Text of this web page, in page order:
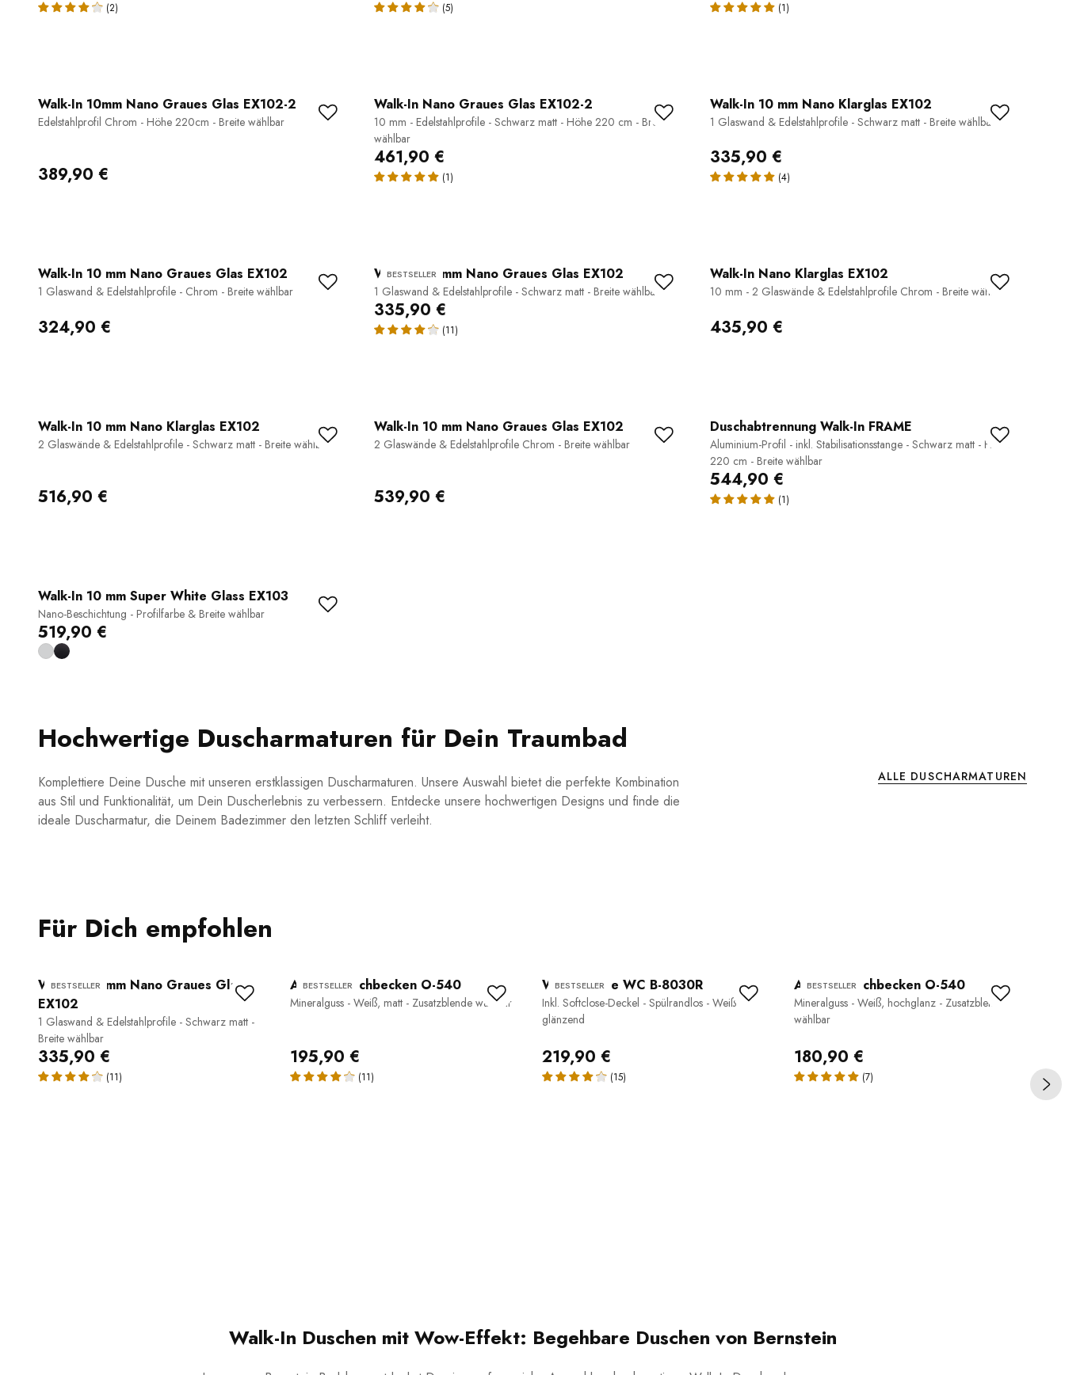
(2) (5) (1)
Walk-In 10mm Nano Graues Glas EX102-2
Edelstahlprofil Chrom - Höhe 220cm - Breite wählbar
389,90 €
Walk-In Nano Graues Glas EX102-2
10 mm - Edelstahlprofile - Schwarz matt - Höhe 220 cm - Breite
wählbar
461,90 €
(1)
Walk-In 10 mm Nano Klarglas EX102
1 Glaswand & Edelstahlprofile - Schwarz matt - Breite wählbar
335,90 €
(4)
Walk-In 10 mm Nano Graues Glas EX102
1 Glaswand & Edelstahlprofile - Chrom - Breite wählbar
324,90 €
BESTSELLER
Walk-In 10 mm Nano Graues Glas EX102
1 Glaswand & Edelstahlprofile - Schwarz matt - Breite wählbar
335,90 €
(11)
Walk-In Nano Klarglas EX102
10 mm - 2 Glaswände & Edelstahlprofile Chrom - Breite wählbar
435,90 €
Walk-In 10 mm Nano Klarglas EX102
2 Glaswände & Edelstahlprofile - Schwarz matt - Breite wählbar
516,90 €
Walk-In 10 mm Nano Graues Glas EX102
2 Glaswände & Edelstahlprofile Chrom - Breite wählbar
539,90 €
Duschabtrennung Walk-In FRAME
Aluminium-Profil - inkl. Stabilisationsstange - Schwarz matt - Höhe
220 cm - Breite wählbar
544,90 €
(1)
Walk-In 10 mm Super White Glass EX103
Nano-Beschichtung - Profilfarbe & Breite wählbar
519,90 €
Hochwertige Duscharmaturen für Dein Traumbad
Komplettiere Deine Dusche mit unseren erstklassigen Duscharmaturen. Unsere Auswahl bietet die perfekte Kombination
aus Stil und Funktionalität, um Dein Duscherlebnis zu verbessern. Entdecke unsere hochwertigen Designs und finde die
ideale Duscharmatur, die Deinem Badezimmer den letzten Schliff verleiht.
ALLE DUSCHARMATUREN
Für Dich empfohlen
BESTSELLER
Walk-In 10 mm Nano Graues Glas
EX102
1 Glaswand & Edelstahlprofile - Schwarz matt -
Breite wählbar
335,90 €
(11)
BESTSELLER
Aufsatzwaschbecken O-540
Mineralguss - Weiß, matt - Zusatzblende wählbar
195,90 €
(11)
BESTSELLER
Wand-Hänge WC B-8030R
Inkl. Softclose-Deckel - Spülrandlos - Weiß
glänzend
219,90 €
(15)
BESTSELLER
Aufsatzwaschbecken O-540
Mineralguss - Weiß, hochglanz - Zusatzblende
wählbar
180,90 €
(7)
Walk-In Duschen mit Wow-Effekt: Begehbare Duschen von Bernstein